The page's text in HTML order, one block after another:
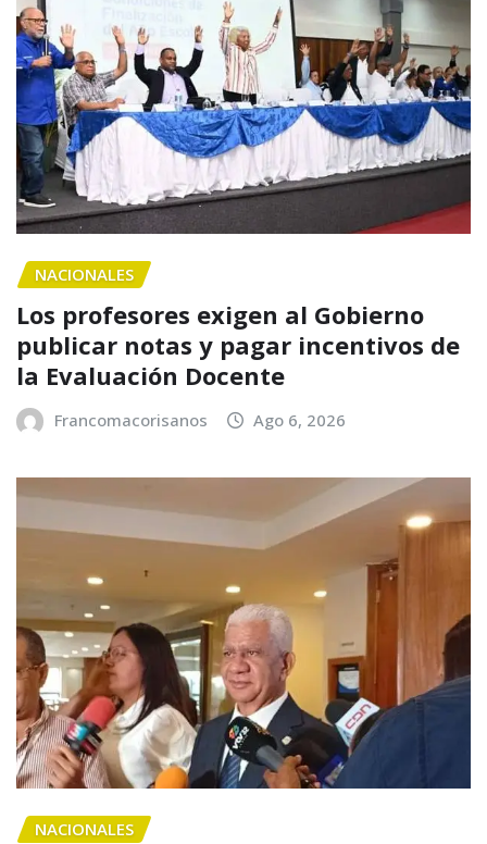
NACIONALES
Los profesores exigen al Gobierno
publicar notas y pagar incentivos de
la Evaluación Docente
Francomacorisanos Ago 6, 2026
NACIONALES